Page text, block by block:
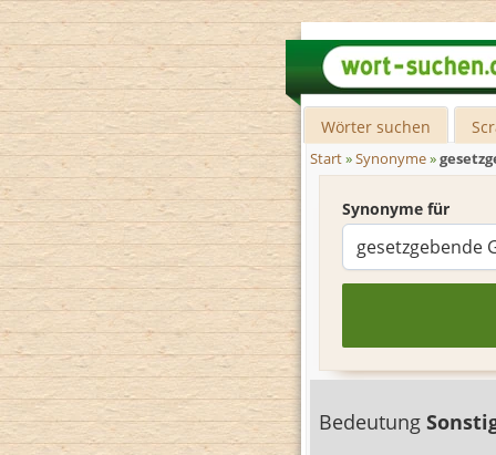
Wörter suchen
Start»Synonyme»
Synonyme für
Bedeutung